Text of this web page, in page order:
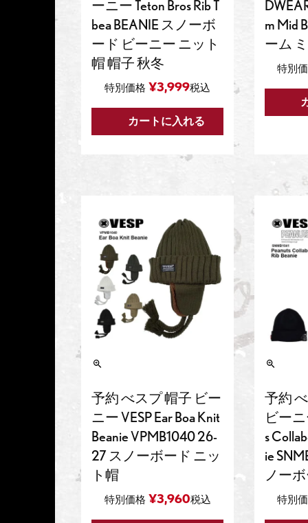
ーニー Teton Bros Rib T
bea BEANIE スノーボ
ード ビーニー ニット
帽 帽子 秋冬
特別価格 ¥3,999税込
カートに入れる
m Mid
ーム
特別
予約 べスプ 帽子 ビー
ニー VESP Ear Boa Knit
Beanie VPMB1040 26-
27 スノーボード ニッ
ト帽
特別価格 ¥3,960税込
予約
ビーニ
s
ie
ノー
特別